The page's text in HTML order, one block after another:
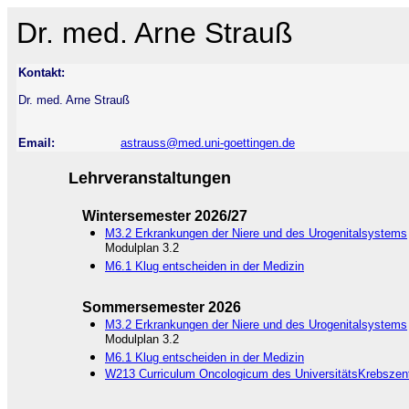
Dr. med. Arne Strauß
Kontakt:
Dr. med. Arne Strauß
Email: astrauss@med.uni-goettingen.de
Lehrveranstaltungen
Wintersemester 2026/27
M3.2 Erkrankungen der Niere und des Urogenitalsystems
Modulplan 3.2
M6.1 Klug entscheiden in der Medizin
Sommersemester 2026
M3.2 Erkrankungen der Niere und des Urogenitalsystems
Modulplan 3.2
M6.1 Klug entscheiden in der Medizin
W213 Curriculum Oncologicum des